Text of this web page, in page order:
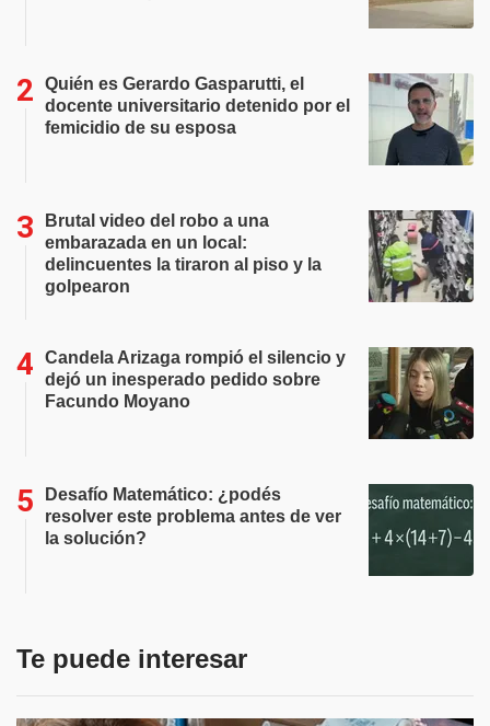
Quién es Gerardo Gasparutti, el
docente universitario detenido por el
femicidio de su esposa
Brutal video del robo a una
embarazada en un local:
delincuentes la tiraron al piso y la
golpearon
Candela Arizaga rompió el silencio y
dejó un inesperado pedido sobre
Facundo Moyano
Desafío Matemático: ¿podés
resolver este problema antes de ver
la solución?
Te puede interesar